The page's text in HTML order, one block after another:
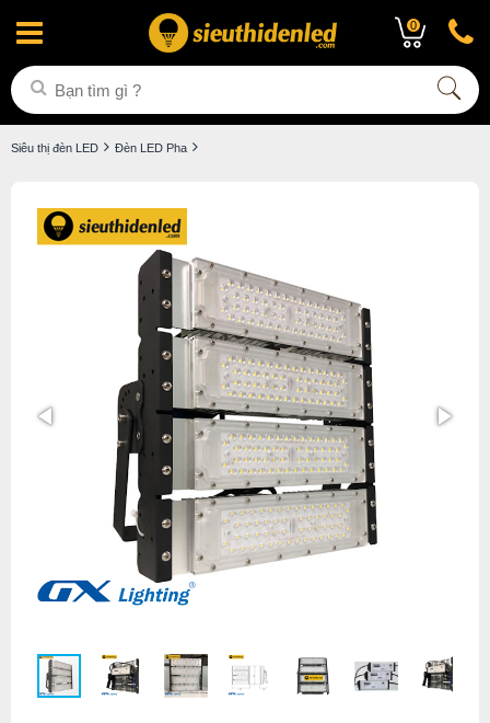
0
Siêu thị đèn LED Đèn LED Pha